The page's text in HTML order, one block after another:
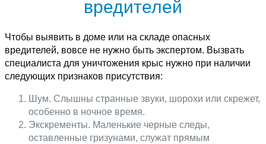
вредителей
Чтобы выявить в доме или на складе опасных
вредителей, вовсе не нужно быть экспертом. Вызвать
специалиста для уничтожения крыс нужно при наличии
следующих признаков присутствия:
Шум. Слышны странные звуки, шорохи или скрежет,
особенно в ночное время.
Экскременты. Маленькие черные следы,
оставленные гризунами, служат прямым